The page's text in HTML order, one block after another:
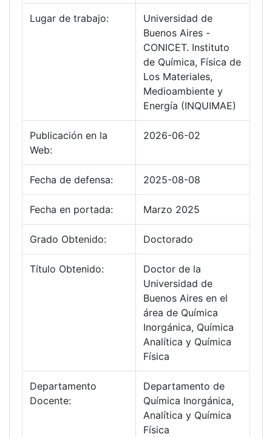
Lugar de trabajo:
Universidad de
Buenos Aires -
CONICET. Instituto
de Química, Física de
Los Materiales,
Medioambiente y
Energía (INQUIMAE)
Publicación en la
Web:
2026-06-02
Fecha de defensa: 2025-08-08
Fecha en portada: Marzo 2025
Grado Obtenido: Doctorado
Título Obtenido:
Doctor de la
Universidad de
Buenos Aires en el
área de Química
Inorgánica, Química
Analítica y Química
Física
Departamento
Docente:
Departamento de
Química Inorgánica,
Analítica y Química
Física